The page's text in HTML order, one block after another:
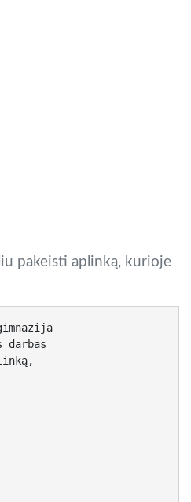
pakeisti aplinką, kurioje